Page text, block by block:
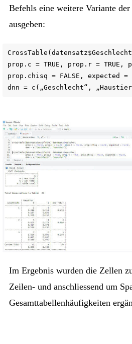
Befehls eine weitere Variante
ausgeben:
prop.c = TRUE, prop.r = TRUE,
prop.chisq = FALSE, expected =
dnn = c(„Geschlecht“,
Im Ergebnis wurden die Zellen
Zeilen- und anschliessend um
Gesamttabellenhäufigkeiten